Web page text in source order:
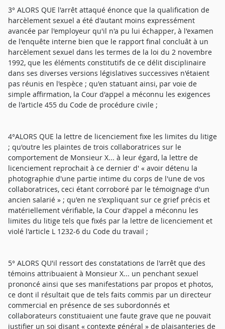
3° ALORS QUE l'arrêt attaqué énonce que la qualification de
harcèlement sexuel a été d'autant moins expressément
avancée par l'employeur qu'il n'a pu lui échapper, à l'examen
de l'enquête interne bien que le rapport final concluât à un
harcèlement sexuel dans les termes de la loi du 2 novembre
1992, que les éléments constitutifs de ce délit disciplinaire
dans ses diverses versions législatives successives n'étaient
pas réunis en l'espèce ; qu'en statuant ainsi, par voie de
simple affirmation, la Cour d'appel a méconnu les exigences
de l'article 455 du Code de procédure civile ;
4°ALORS QUE la lettre de licenciement fixe les limites du litige
; qu'outre les plaintes de trois collaboratrices sur le
comportement de Monsieur X... à leur égard, la lettre de
licenciement reprochait à ce dernier d' « avoir détenu la
photographie d'une partie intime du corps de l'une de vos
collaboratrices, ceci étant corroboré par le témoignage d'un
ancien salarié » ; qu'en ne s'expliquant sur ce grief précis et
matériellement vérifiable, la Cour d'appel a méconnu les
limites du litige tels que fixés par la lettre de licenciement et
violé l'article L 1232-6 du Code du travail ;
5° ALORS QU'il ressort des constatations de l'arrêt que des
témoins attribuaient à Monsieur X... un penchant sexuel
prononcé ainsi que ses manifestations par propos et photos,
ce dont il résultait que de tels faits commis par un directeur
commercial en présence de ses subordonnés et
collaborateurs constituaient une faute grave que ne pouvait
justifier un soi disant « contexte général » de plaisanteries de